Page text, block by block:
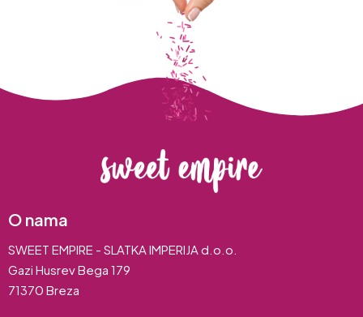
O nama
SWEET EMPIRE - SLATKA IMPERIJA d.o.o.
Gazi Husrev Bega 179
71370 Breza